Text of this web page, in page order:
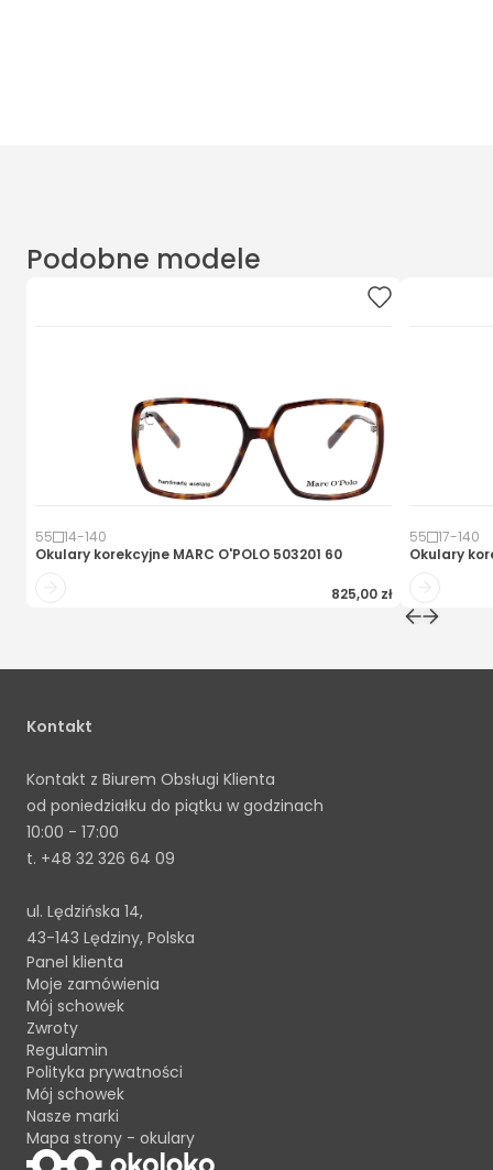
Podobne modele
55 14-140
Okulary korekcyjne MARC O'POLO 503201 60
825,00 zł
55 17-140
Okulary
Kontakt
Kontakt z Biurem Obsługi Klienta
od poniedziałku do piątku w godzinach
10:00 - 17:00
t. +48 32 326 64 09
ul. Lędzińska 14,
43-143 Lędziny, Polska
Panel klienta
Moje zamówienia
Mój schowek
Zwroty
Regulamin
Polityka prywatności
Mój schowek
Nasze marki
Mapa strony - okulary